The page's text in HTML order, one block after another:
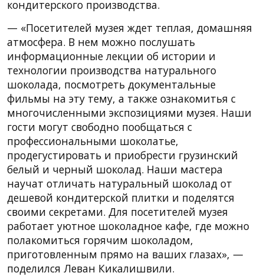
кондитерского производства.
— «Посетителей музея ждет теплая, домашняя
атмосфера. В нем можно послушать
информационные лекции об истории и
технологии производства натурального
шоколада, посмотреть документальные
фильмы на эту тему, а также ознакомитья с
многочисленными экспозициями музея. Наши
гости могут свободно пообщаться с
профессиональными шоколатье,
продегустировать и приобрести грузинский
белый и черный шоколад. Наши мастера
научат отличать натуральный шоколад от
дешевой кондитерской плитки и поделятся
своими секретами. Для посетителей музея
работает уютное шоколадное кафе, где можно
полакомиться горячим шоколадом,
приготовленным прямо на ваших глазах», —
поделился Леван Кикалишвили.